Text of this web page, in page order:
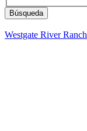
Westgate River Ranch